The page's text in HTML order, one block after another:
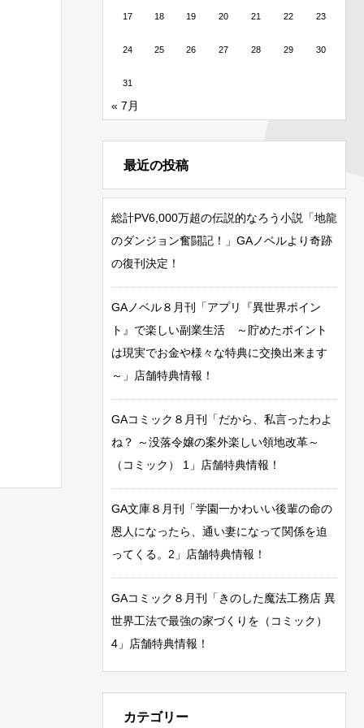
17 18 19 20 21 22 23
24 25 26 27 28 29 30
31
« 7月
最近の投稿
総計PV6,000万超の伝説的なろう小説「地龍
のダンジョン奮闘記！」GAノベルより奇跡
の復刊決定！
GAノベル８月刊「アプリ『異世界ポイン
ト』で楽しい副業生活 ～貯めたポイント
は現実でお金や様々な特典に交換出来ます
～」店舗特典情報！
GAコミック８月刊「だから、私言ったわよ
ね？ ～没落令嬢の案外楽しい領地改革～
（コミック） 1」店舗特典情報！
GA文庫８月刊「学園一かわいい後輩の命の
恩人になったら、通い妻になって関係を迫
ってくる。2」店舗特典情報！
GAコミック８月刊「きのした魔法工務店 異
世界工法で最強の家づくりを（コミック）
4」店舗特典情報！
カテゴリー